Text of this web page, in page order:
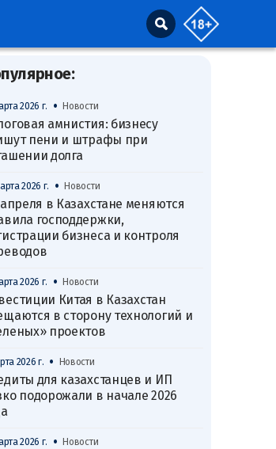
2026 г. • Новости
амнистия: бизнесу
пени и штрафы при
долга
2026 г. • Новости
апреля в Казахстане меняются
господдержки,
бизнеса и контроля
2026 г. • Новости
Китая в Казахстан
в сторону технологий и
проектов
2026 г. • Новости
для казахстанцев и ИП
подорожали в начале 2026
2026 г. • Новости